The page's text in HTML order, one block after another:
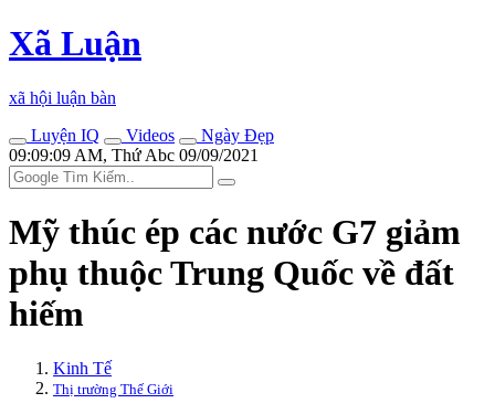
Xã Luận
xã hội luận bàn
Luyện IQ
Videos
Ngày Đẹp
09:09:09 AM, Thứ Abc 09/09/2021
Mỹ thúc ép các nước G7 giảm
phụ thuộc Trung Quốc về đất
hiếm
Kinh Tế
Thị trường Thế Giới